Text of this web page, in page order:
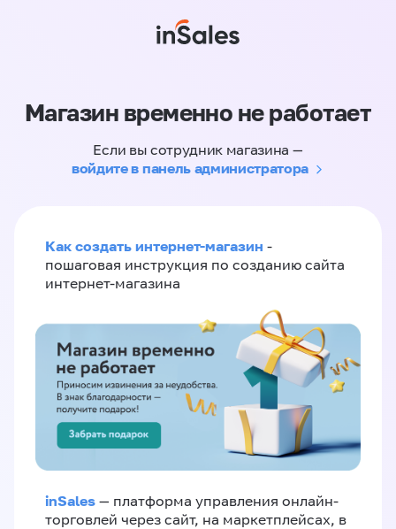
Магазин временно не работает
Если вы сотрудник магазина —
войдите в панель администратора
Как создать интернет-магазин -
пошаговая инструкция по созданию сайта
интернет-магазина
inSales — платформа управления онлайн-
торговлей через сайт, на маркетплейсах, в